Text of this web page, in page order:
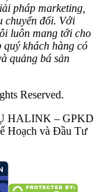
pháp marketing,
chuyển đổi. Với
luôn mang tới cho
khách hàng có
quảng bá sản
Reserved.
HALINK – GPKD
Hoạch và Đầu Tư